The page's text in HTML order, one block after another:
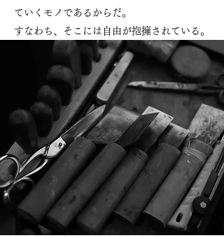
ていくモノであるからだ。
すなわち、そこには自由が抱擁されている。